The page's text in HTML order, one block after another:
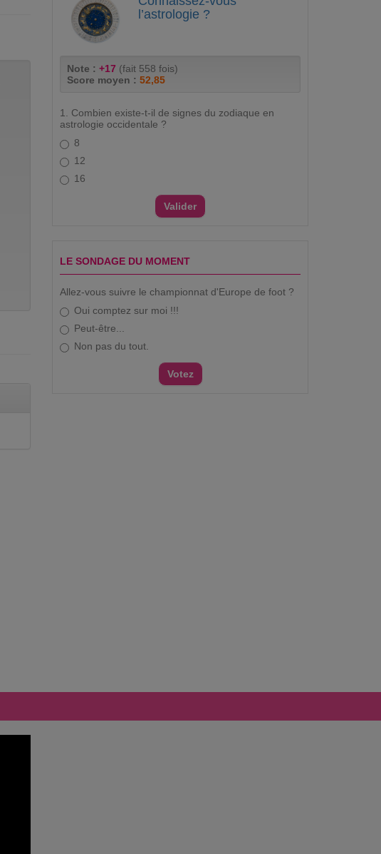
l’astrologie ?
Note : +17 (fait 558 fois)
Score moyen : 52,85
1. Combien existe-t-il de signes du zodiaque en
astrologie occidentale ?
8
12
16
LE SONDAGE DU MOMENT
Allez-vous suivre le championnat d'Europe de foot ?
Oui comptez sur moi !!!
Peut-être...
Non pas du tout.